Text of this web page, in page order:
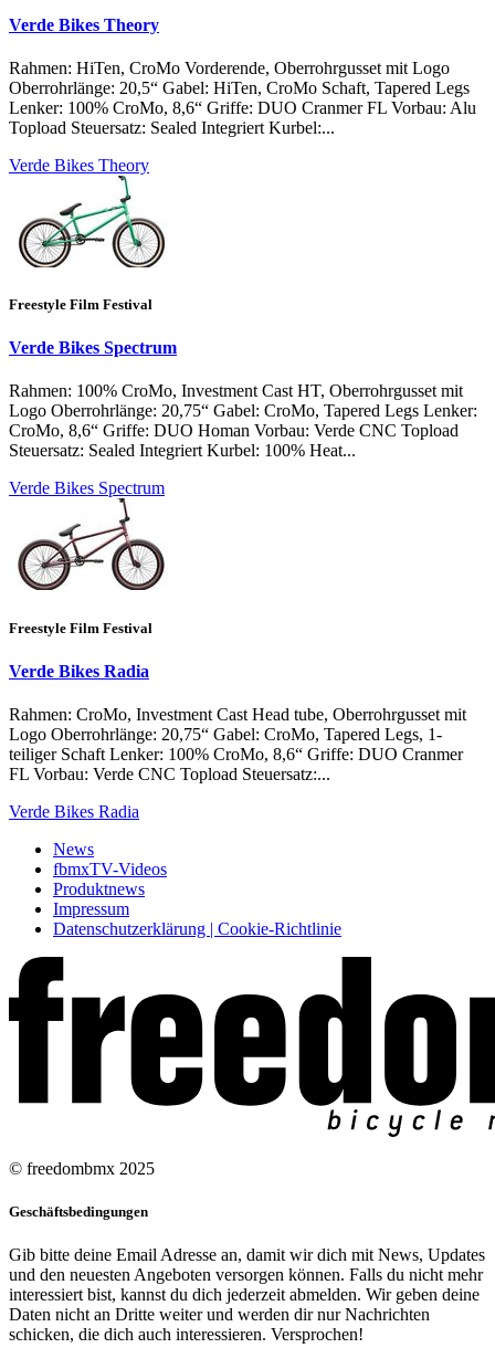
Verde Bikes Theory
Rahmen: HiTen, CroMo Vorderende, Oberrohrgusset mit Logo
Oberrohrlänge: 20,5“ Gabel: HiTen, CroMo Schaft, Tapered Legs
Lenker: 100% CroMo, 8,6“ Griffe: DUO Cranmer FL Vorbau: Alu
Topload Steuersatz: Sealed Integriert Kurbel:...
Verde Bikes Theory
Freestyle Film Festival
Verde Bikes Spectrum
Rahmen: 100% CroMo, Investment Cast HT, Oberrohrgusset mit
Logo Oberrohrlänge: 20,75“ Gabel: CroMo, Tapered Legs Lenker:
CroMo, 8,6“ Griffe: DUO Homan Vorbau: Verde CNC Topload
Steuersatz: Sealed Integriert Kurbel: 100% Heat...
Verde Bikes Spectrum
Freestyle Film Festival
Verde Bikes Radia
Rahmen: CroMo, Investment Cast Head tube, Oberrohrgusset mit
Logo Oberrohrlänge: 20,75“ Gabel: CroMo, Tapered Legs, 1-
teiliger Schaft Lenker: 100% CroMo, 8,6“ Griffe: DUO Cranmer
FL Vorbau: Verde CNC Topload Steuersatz:...
Verde Bikes Radia
News
fbmxTV-Videos
Produktnews
Impressum
Datenschutzerklärung | Cookie-Richtlinie
© freedombmx 2025
Geschäftsbedingungen
Gib bitte deine Email Adresse an, damit wir dich mit News, Updates
und den neuesten Angeboten versorgen können. Falls du nicht mehr
interessiert bist, kannst du dich jederzeit abmelden. Wir geben deine
Daten nicht an Dritte weiter und werden dir nur Nachrichten
schicken, die dich auch interessieren. Versprochen!